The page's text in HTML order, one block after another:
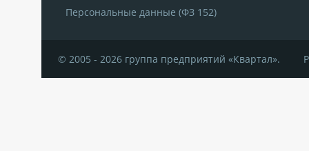
Персональные данные (ФЗ 152)
© 2005 - 2026 группа предприятий «Квартал».